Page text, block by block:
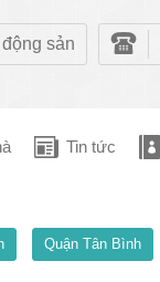
sản
Tin tức
Quận Tân Bình